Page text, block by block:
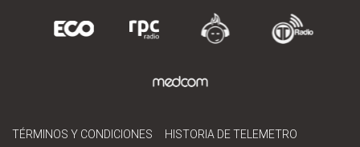
TÉRMINOS Y CONDICIONES
HISTORIA DE TELEMETRO